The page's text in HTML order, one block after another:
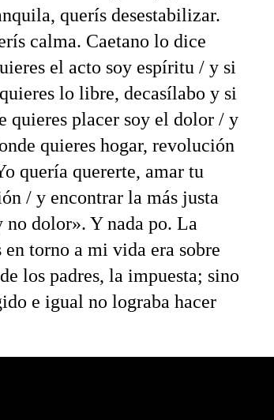
querís desestabilizar.
calma. Caetano lo dice
el acto soy espíritu / y si
lo libre, decasílabo y si
quieres placer soy el dolor / y
quieres hogar, revolución
quería quererte, amar tu
/ y encontrar la más justa
dolor». Y nada po. La
torno a mi vida era sobre
los padres, la impuesta; sino
e igual no lograba hacer